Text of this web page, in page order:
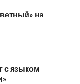
на
с языком